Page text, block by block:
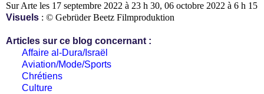
Sur Arte les 17 septembre 2022 à 23 h 30, 06 octobre 2022 à 6 h 15
Visuels : © Gebrüder Beetz Filmproduktion
Articles sur ce blog concernant :
Affaire al-Dura/Israël
Aviation/Mode/Sports
Chrétiens
Culture